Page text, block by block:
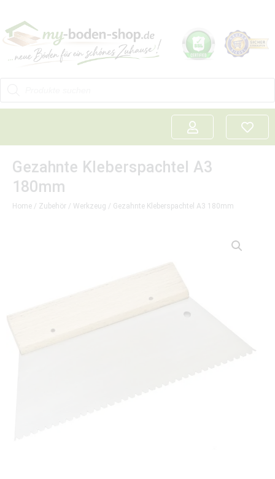
Gezahnte Kleberspachtel A3
180mm
Home / Zubehör / Werkzeug / Gezahnte Kleberspachtel A3 180mm